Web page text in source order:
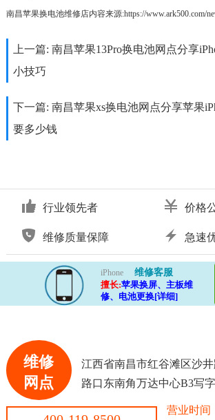
南昌苹果换电池维修店内容来源:https://www.ark500.com/
上一篇: 南昌苹果13Pro换电池网点分享
小技巧
下一篇: 南昌苹果xs换电池网点分享苹果
要多少钱
行业领先者 价格
维修质量保障 急速
iPhone
维修客服
擅长:苹果换屏、主板维
修、电池更换[详细]
维修
网点
江西省南昌市红谷滩区沙
路口东南角万达中心B3写
营业时间